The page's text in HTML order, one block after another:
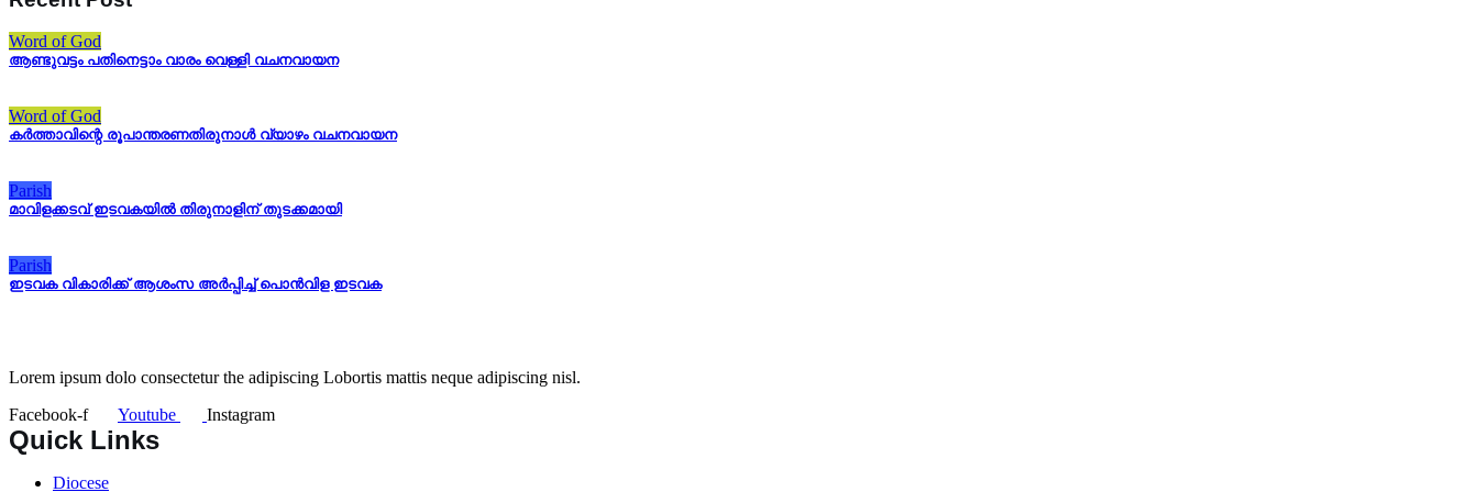
Word of God
ആണ്ടുവട്ടം പതിനെട്ടാം വാരം വെള്ളി വചനവായന
Word of God
കർത്താവിന്റെ രൂപാന്തരണതിരുനാൾ വ്യാഴം വചനവായന
Parish
മാവിളക്കടവ് ഇടവകയിൽ തിരുനാളിന് തുടക്കമായി
Parish
ഇടവക വികാരിക്ക് ആശംസ അർപ്പിച്ച് പൊൻവിള ഇടവക
Lorem ipsum dolo consectetur the adipiscing Lobortis mattis neque adipiscing nisl.
Facebook-f
Youtube Instagram
Quick Links
Diocese